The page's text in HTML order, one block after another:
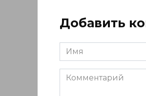
Добавить
Имя
*
Комментарий